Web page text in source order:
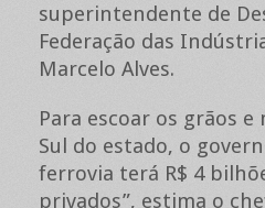
superintendente de
Federação das
Marcelo Alves.
Para escoar os grãos
Sul do estado, o
ferrovia terá R$ 4
privados”, estima o